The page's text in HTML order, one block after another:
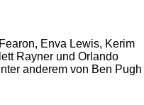
Enva Lewis, Kerim
Rayner und Orlando
anderem von Ben Pugh